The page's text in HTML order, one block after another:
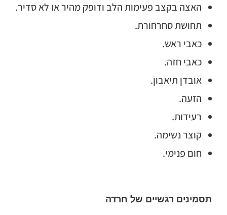
האצה בקצב פעימות הלב ודופק מהיר או לא סדיר.
תחושת סחרחורת.
כאבי ראש.
כאבי חזה.
אובדן תיאבון.
הזעה.
רעידות.
קוצר נשימה.
חום פנימי.
תסמינים רגשיים של חרדה